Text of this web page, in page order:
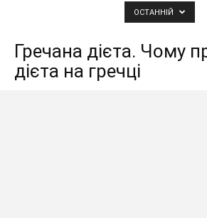
ОСТАННІЙ
Гречана дієта. Чому
дієта на гречці